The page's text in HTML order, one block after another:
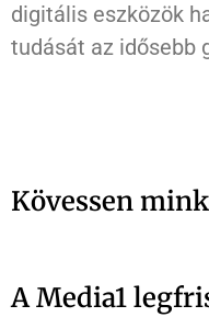
digitális eszközök
tudását az idősebb
Kövessen
A Media1